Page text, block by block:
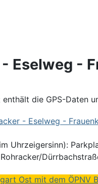
Eselweg -
die GPS-Daten
- Eselweg -
Uhrzeigersinn):
Ost mit dem ÖPNV